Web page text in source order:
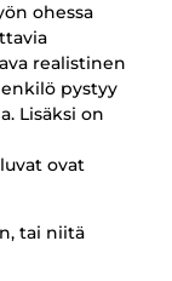
ohessa
realistinen
pystyy
Lisäksi on
ovat
tai niitä